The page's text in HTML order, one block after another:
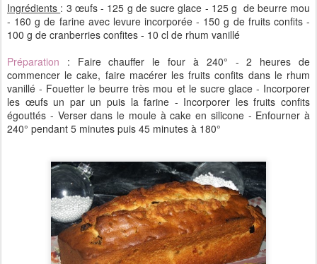
Ingrédients : 3 œufs - 125 g de sucre glace - 125 g de beurre mou
- 160 g de farine avec levure incorporée - 150 g de fruits confits -
100 g de cranberries confites - 10 cl de rhum vanillé
Préparation : Faire chauffer le four à 240° - 2 heures de
commencer le cake, faire macérer les fruits confits dans le rhum
vanillé - Fouetter le beurre très mou et le sucre glace - Incorporer
les œufs un par un puis la farine - Incorporer les fruits confits
égouttés - Verser dans le moule à cake en silicone - Enfourner à
240° pendant 5 minutes puis 45 minutes à 180°